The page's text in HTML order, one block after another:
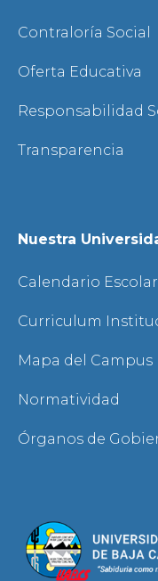
Contraloría Social
Oferta Educativa
Responsabilidad
Transparencia
Nuestra
Calendario Escolar
Curriculum
Mapa del Campus
Normatividad
Órganos de